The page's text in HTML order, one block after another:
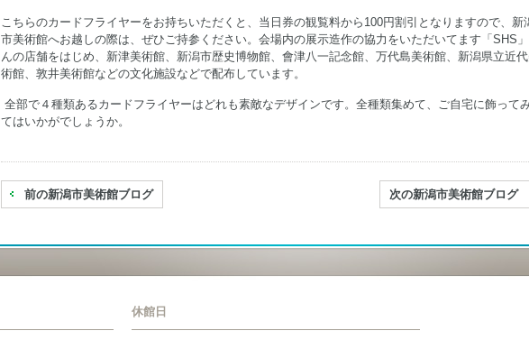
こちらのカードフライヤーをお持ちいただくと、当日券の観覧料から100円割引となりますので、新
市美術館へお越しの際は、ぜひご持参ください。会場内の展示造作の協力をいただいてます「SHS」
んの店舗をはじめ、新津美術館、新潟市歴史博物館、會津八一記念館、万代島美術館、新潟県立近
術館、敦井美術館などの文化施設などで配布しています。
全部で４種類あるカードフライヤーはどれも素敵なデザインです。全種類集めて、ご自宅に飾って
てはいかがでしょうか。
前の新潟市美術館ブログ 次の新潟市美術館ブログ
休館日